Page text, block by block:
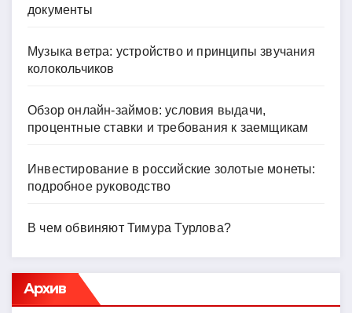
документы
Музыка ветра: устройство и принципы звучания
колокольчиков
Обзор онлайн-займов: условия выдачи,
процентные ставки и требования к заемщикам
Инвестирование в российские золотые монеты:
подробное руководство
В чем обвиняют Тимура Турлова?
Архив